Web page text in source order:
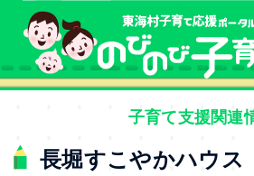
本文へ
子育て支援関連
長堀すこやかハウ